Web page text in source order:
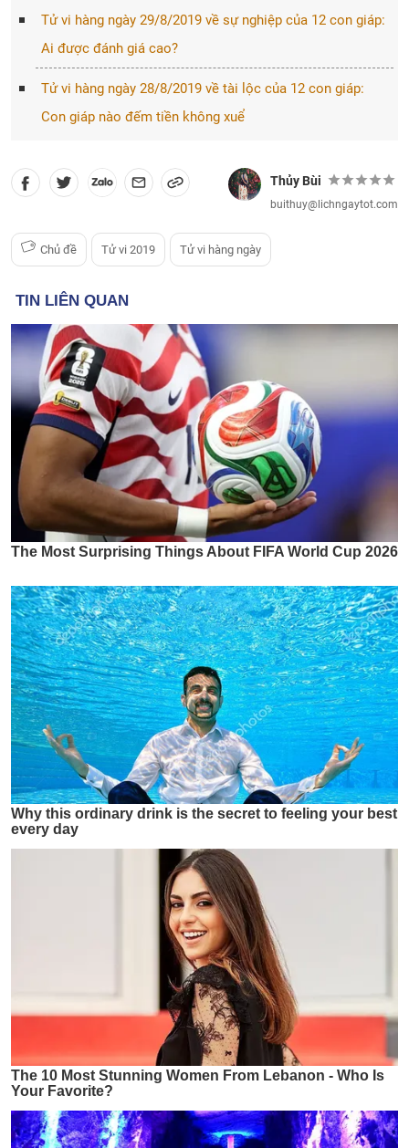
Tử vi hàng ngày 29/8/2019 về sự nghiệp của 12 con giáp:
Ai được đánh giá cao?
Tử vi hàng ngày 28/8/2019 về tài lộc của 12 con giáp:
Con giáp nào đếm tiền không xuể
Thủy Bùi
buithuy@lichngaytot.com
Chủ đề Tử vi 2019 Tử vi hàng ngày